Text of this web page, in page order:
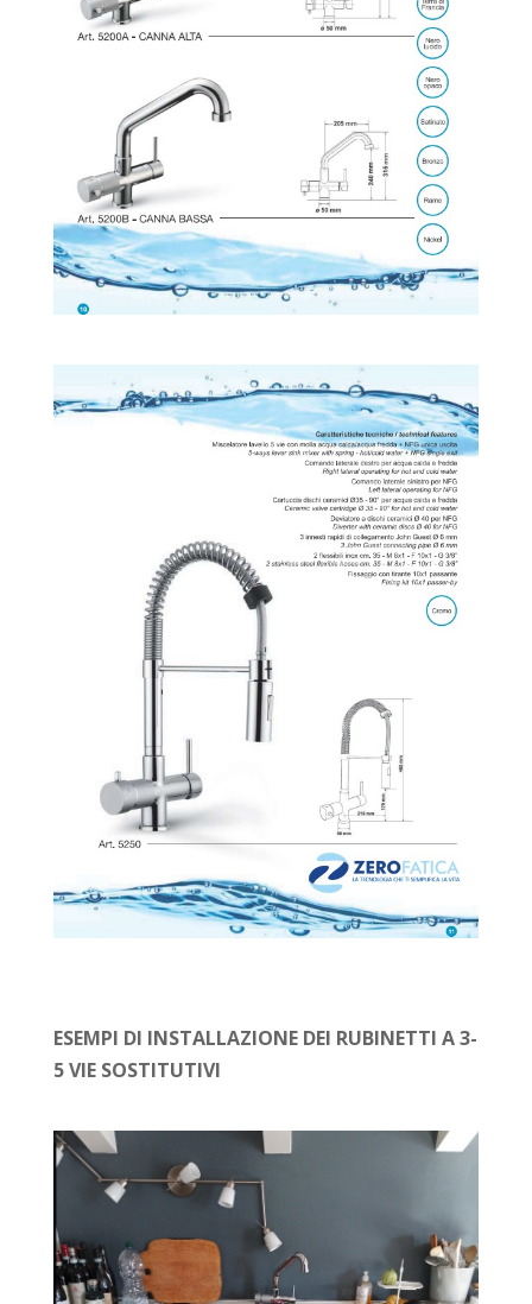
ESEMPI DI INSTALLAZIONE DEI RUBINETTI A 3-
5 VIE SOSTITUTIVI